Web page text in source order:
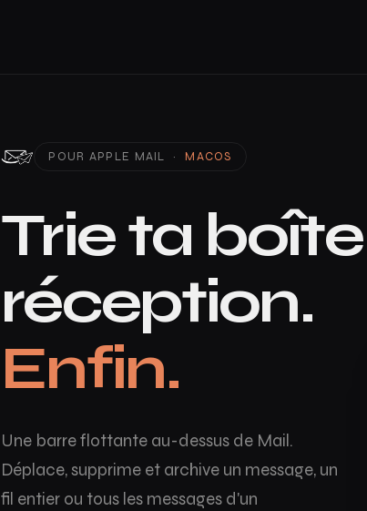
POUR APPLE MAIL ·MACOS
Trie ta
réception.
Enfin.
Une barre flottante au-dessus de Mail.
Déplace, supprime et archive un message, un
fil entier ou tous les messages d'un